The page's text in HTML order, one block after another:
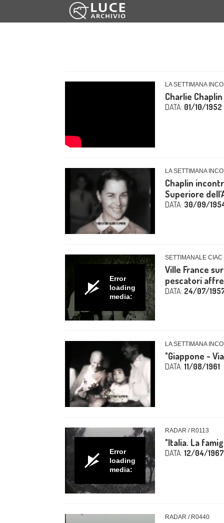
LA SETTIMANA
Charlie
DATA: 01/10/1952
LA SETTIMANA
Chaplin
Superiore
DATA: 30/09/
Error
loading
media:
SETTIMANALE
Ville France
pescatori
DATA: 24/07/
LA SETTIMANA
"Giappone -
DATA: 11/08/1961
Error
loading
media:
RADAR / R0113
"Italia. La
DATA: 12/04/1967
RADAR / R0440